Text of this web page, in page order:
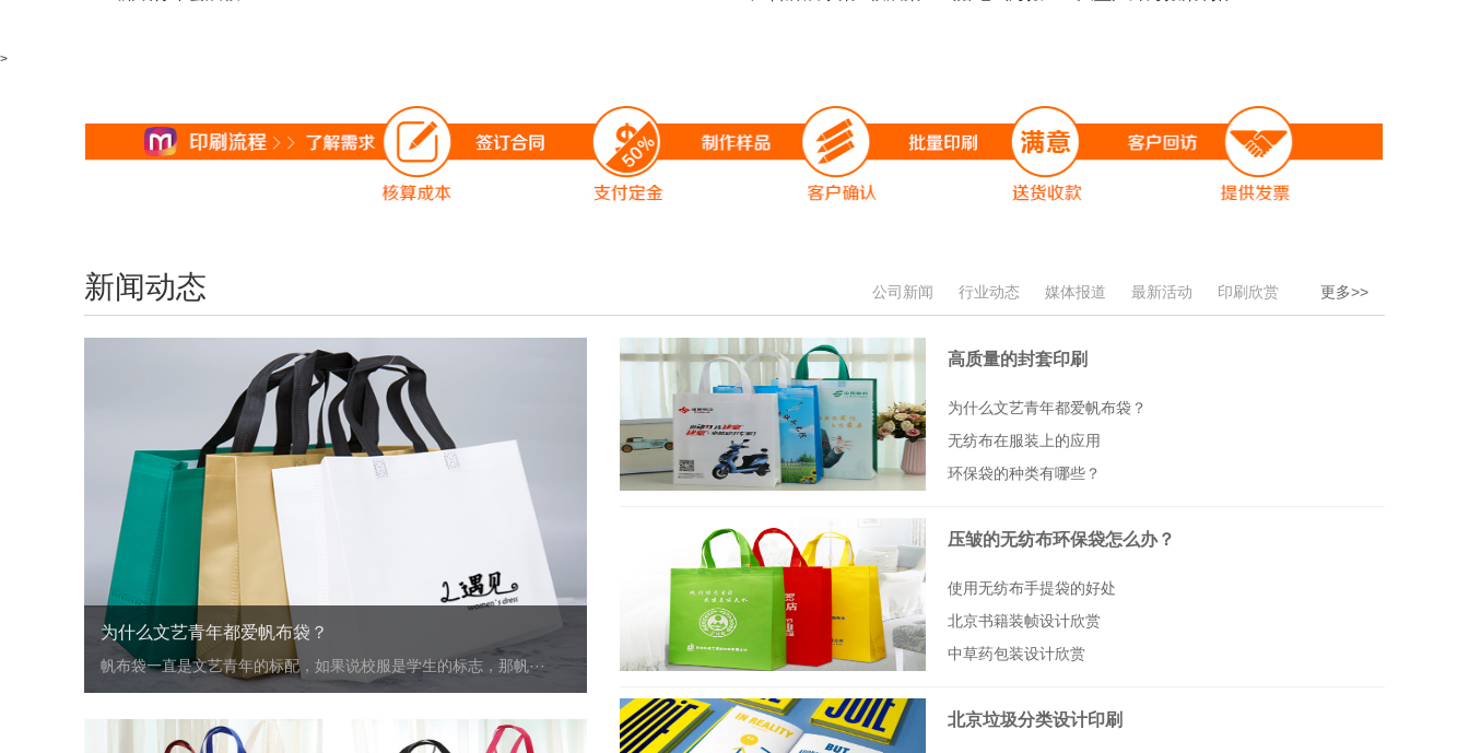
>
新闻动态 公司新闻 行业动态 媒体报道 最新活动 印刷欣赏 更多>>
为什么文艺青年都爱帆布袋？
帆布袋一直是文艺青年的标配，如果说校服是学生的标志，那帆···
高质量的封套印刷
为什么文艺青年都爱帆布袋？
无纺布在服装上的应用
环保袋的种类有哪些？
压皱的无纺布环保袋怎么办？
使用无纺布手提袋的好处
北京书籍装帧设计欣赏
中草药包装设计欣赏
北京垃圾分类设计印刷